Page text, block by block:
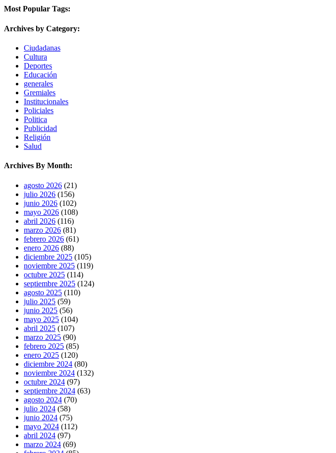
Most Popular Tags:
Archives by Category:
Ciudadanas
Cultura
Deportes
Educación
generales
Gremiales
Institucionales
Policiales
Politica
Publicidad
Religión
Salud
Archives By Month:
agosto 2026 (21)
julio 2026 (156)
junio 2026 (102)
mayo 2026 (108)
abril 2026 (116)
marzo 2026 (81)
febrero 2026 (61)
enero 2026 (88)
diciembre 2025 (105)
noviembre 2025 (119)
octubre 2025 (114)
septiembre 2025 (124)
agosto 2025 (110)
julio 2025 (59)
junio 2025 (56)
mayo 2025 (104)
abril 2025 (107)
marzo 2025 (90)
febrero 2025 (85)
enero 2025 (120)
diciembre 2024 (80)
noviembre 2024 (132)
octubre 2024 (97)
septiembre 2024 (63)
agosto 2024 (70)
julio 2024 (58)
junio 2024 (75)
mayo 2024 (112)
abril 2024 (97)
marzo 2024 (69)